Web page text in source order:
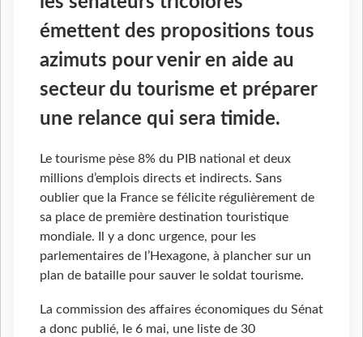
émettent des propositions tous
azimuts pour venir en aide au
secteur du tourisme et préparer
une relance qui sera timide.
Le tourisme pèse 8% du PIB national et deux
millions d’emplois directs et indirects. Sans
oublier que la France se félicite régulièrement de
sa place de première destination touristique
mondiale. Il y a donc urgence, pour les
parlementaires de l’Hexagone, à plancher sur un
plan de bataille pour sauver le soldat tourisme.
La commission des affaires économiques du Sénat
a donc publié, le 6 mai, une liste de 30